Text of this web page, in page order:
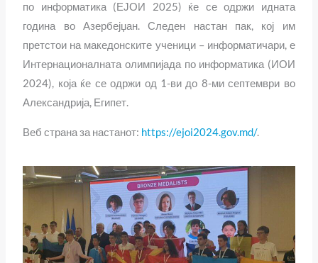
по информатика (ЕЈОИ 2025) ќе се одржи идната
година во Азербејџан. Следен настан пак, кој им
претстои на македонските ученици – информатичари, е
Интернационалната олимпијада по информатика (ИОИ
2024), која ќе се одржи од 1-ви до 8-ми септември во
Александрија, Египет.
Веб страна за настанот: https://ejoi2024.gov.md/.